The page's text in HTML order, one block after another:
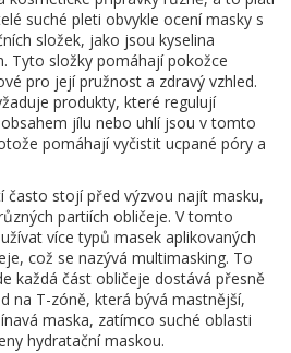
suché pleti obvykle ocení masky s
složek, jako jsou kyselina
Tyto složky pomáhají pokožce
pro její pružnost a zdravý vzhled.
produkty, které regulují
jílu nebo uhlí jsou v tomto
pomáhají vyčistit ucpané póry a
často stojí před výzvou najít masku,
partiích obličeje. V tomto
více typů masek aplikovaných
což se nazývá multimasking. To
každá část obličeje dostává přesně
na T-zóně, která bývá mastnější,
maska, zatímco suché oblasti
hydratační maskou.